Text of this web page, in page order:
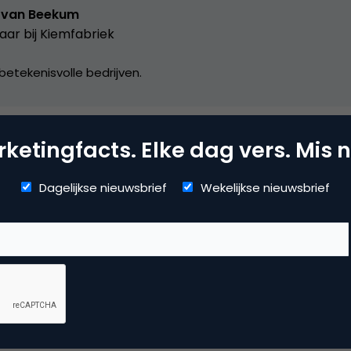
Beekum
bij Kiemfabriek
bedrijven.
Elke dag vers. Mis
Dagelijkse nieuwsbrief Wekelijkse nieuwsbrief